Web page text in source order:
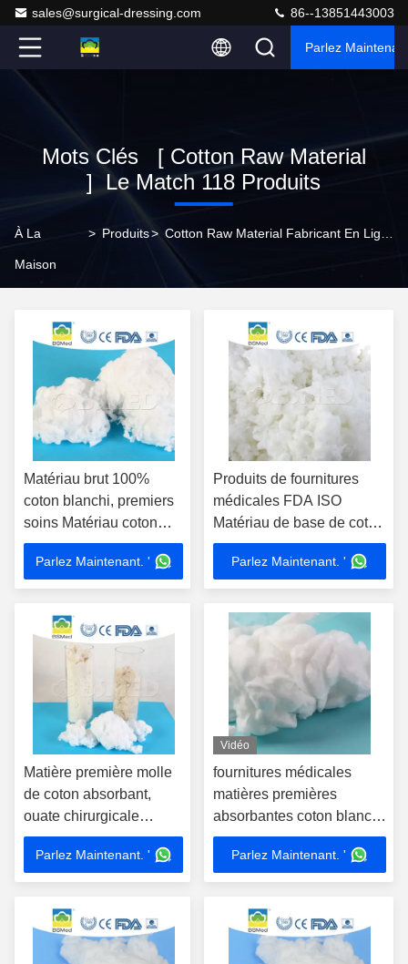
sales@surgical-dressing.com 86--13851443003
Parlez
Mots Clés [ Cotton Raw Material
] Le Match 118 Produits
À La
Maison
> Produits>
Matériau brut 100%
coton blanchi, premiers
soins Matériau coton
biologique certifié CE
ISO FDA
Parlez Maintenant. '
Produits de fournitures
médicales FDA ISO
Matériau de base de coton
absorbant blanchi
Parlez Maintenant. '
Matière première molle
de coton absorbant,
ouate chirurgicale
blanche brunâtre
Parlez Maintenant. '
Vidéo
fournitures médicales
matières premières
absorbantes coton blanchi
fournitures hospitalières
produits
Parlez Maintenant. '